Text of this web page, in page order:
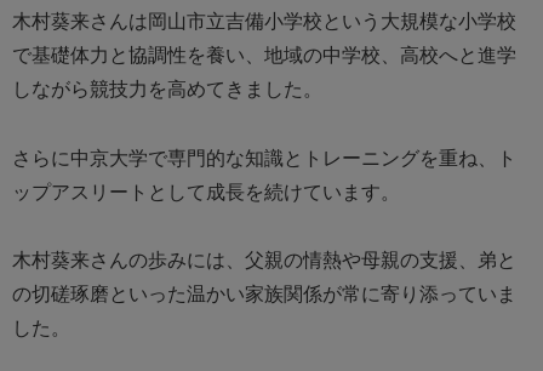
木村葵来さんは岡山市立吉備小学校という大規模な小学校
で基礎体力と協調性を養い、地域の中学校、高校へと進学
しながら競技力を高めてきました。
さらに中京大学で専門的な知識とトレーニングを重ね、ト
ップアスリートとして成長を続けています。
木村葵来さんの歩みには、父親の情熱や母親の支援、弟と
の切磋琢磨といった温かい家族関係が常に寄り添っていま
した。